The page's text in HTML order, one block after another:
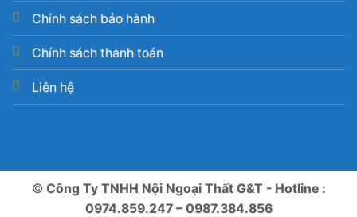
Chính sách bảo hành
Chính sách thanh toán
Liên hệ
© Công Ty TNHH Nội Ngoại Thất G&T - Hotline :
0974.859.247 – 0987.384.856